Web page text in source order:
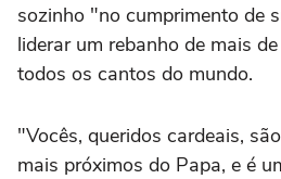
sozinho "no cumprimento de
liderar um rebanho de mais
todos os cantos do mundo.
"Vocês, queridos cardeais,
mais próximos do Papa, e é